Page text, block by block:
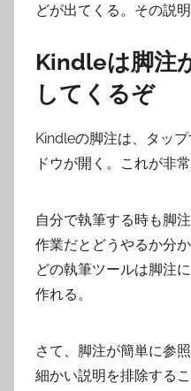
どが出てくる。その説
Kindleは脚注
してくるぞ
Kindleの脚注は、タッ
ドウが開く。これが非
自分で執筆する時も脚
作業だとどうやるか分
どの執筆ツールは脚注
作れる。
さて、脚注が簡単に参
細かい説明を排除する